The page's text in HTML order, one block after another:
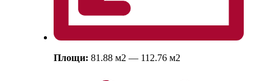
Площи: 81.88 м2 — 112.76 м2